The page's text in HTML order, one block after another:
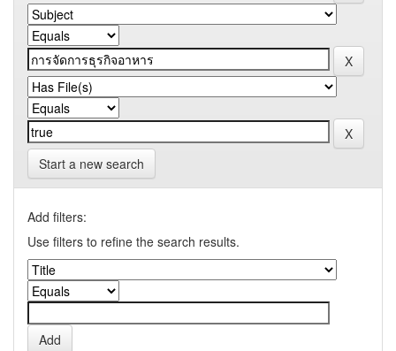
Start a new search
Add filters:
Use filters to refine the search results.